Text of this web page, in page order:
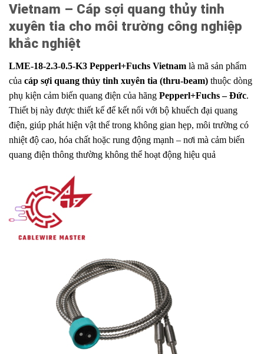
Vietnam – Cáp sợi quang thủy tinh
xuyên tia cho môi trường công nghiệp
khắc nghiệt
LME-18-2.3-0.5-K3 Pepperl+Fuchs Vietnam là mã sản phẩm
của cáp sợi quang thủy tinh xuyên tia (thru-beam) thuộc dòng
phụ kiện cảm biến quang điện của hãng Pepperl+Fuchs – Đức.
Thiết bị này được thiết kế để kết nối với bộ khuếch đại quang
điện, giúp phát hiện vật thể trong không gian hẹp, môi trường có
nhiệt độ cao, hóa chất hoặc rung động mạnh – nơi mà cảm biến
quang điện thông thường không thể hoạt động hiệu quả